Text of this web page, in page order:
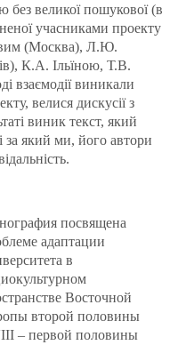
великої пошукової (в
учасниками проекту
(Москва), Л.Ю.
К.А. Ільїною, Т.В.
взаємодії виникали
велися дискусії з
виник текст, який
за який ми, його автори
посвящена
адаптации
в
Восточной
второй половины
– первой половины